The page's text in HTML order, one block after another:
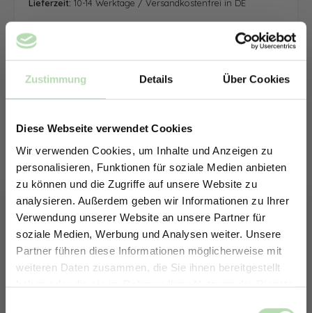
Zustimmung Details Über Cookies
Diese Webseite verwendet Cookies
Wir verwenden Cookies, um Inhalte und Anzeigen zu
personalisieren, Funktionen für soziale Medien anbieten
zu können und die Zugriffe auf unsere Website zu
analysieren. Außerdem geben wir Informationen zu Ihrer
Verwendung unserer Website an unsere Partner für
soziale Medien, Werbung und Analysen weiter. Unsere
Partner führen diese Informationen möglicherweise mit
weiteren Daten zusammen, die Sie ihnen bereitgestellt
haben oder die sie im Rahmen Ihrer Nutzung der Dienste
Lieferzeit: 10-14 Werktage / Versandkostenfrei in DE
ERHALTE 5% RABATT AUF
DEINE RÜCKWÄNDE